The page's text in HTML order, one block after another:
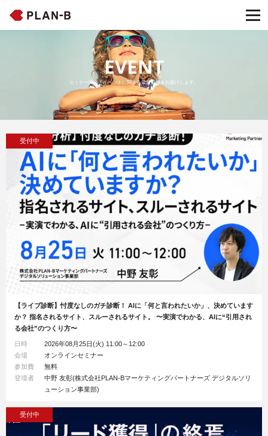
EVENT
セミナー開催・イベントに関する最新情報をお届けします。
【ライブ診断】忖度なしのガチ診断！ AIに「何と言われたいか」、決めています
か？ 指名されるサイト、スルーされるサイト。 〜実演でわかる、AIに“引用され
る会社”のつくり方〜
日時
2026年08月25日(火) 11:00～12:00
会場
オンラインセミナー
参加費
無料
登壇者
中野 友彰(株式会社PLAN-Bマーケティングパートナーズ デジタルソリ
ューション事業部)
受付中
受付中